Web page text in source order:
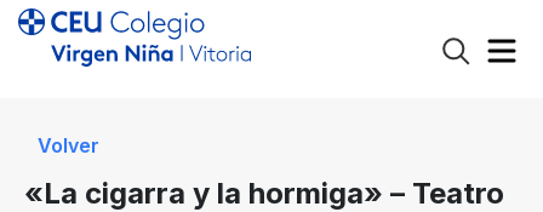
Volver
«La cigarra y la hormiga» – Teatro